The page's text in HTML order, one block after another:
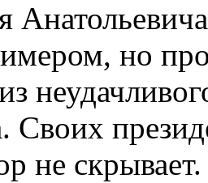
но
Своих
не скрывает.